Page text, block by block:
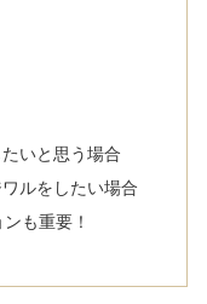
いと思う場合
ルをしたい場合
も重要！